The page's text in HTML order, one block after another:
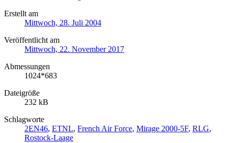
Erstellt am
Mittwoch, 28. Juli 2004
Veröffentlicht am
Mittwoch, 22. November 2017
Abmessungen
1024*683
Dateigröße
232 kB
Schlagworte
2EN46, ETNL, French Air Force, Mirage 2000-5F, RLG,
Rostock-Laage